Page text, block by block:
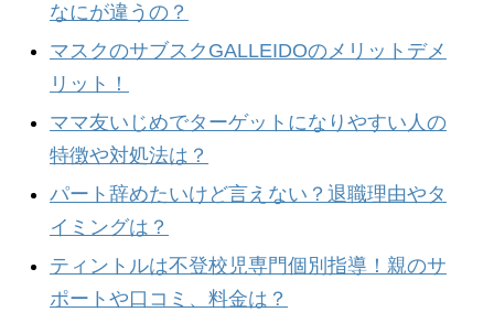
なにが違うの？
マスクのサブスクGALLEIDOのメリットデメ
リット！
ママ友いじめでターゲットになりやすい人の
特徴や対処法は？
パート辞めたいけど言えない？退職理由やタ
イミングは？
ティントルは不登校児専門個別指導！親のサ
ポートや口コミ、料金は？